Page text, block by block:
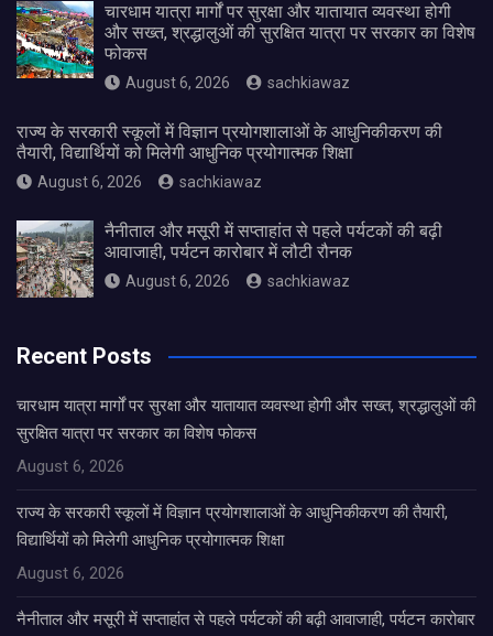
चारधाम यात्रा मार्गों पर सुरक्षा और यातायात व्यवस्था होगी
और सख्त, श्रद्धालुओं की सुरक्षित यात्रा पर सरकार का विशेष
फोकस
August 6, 2026 sachkiawaz
राज्य के सरकारी स्कूलों में विज्ञान प्रयोगशालाओं के आधुनिकीकरण की
तैयारी, विद्यार्थियों को मिलेगी आधुनिक प्रयोगात्मक शिक्षा
August 6, 2026 sachkiawaz
नैनीताल और मसूरी में सप्ताहांत से पहले पर्यटकों की बढ़ी
आवाजाही, पर्यटन कारोबार में लौटी रौनक
August 6, 2026 sachkiawaz
Recent Posts
चारधाम यात्रा मार्गों पर सुरक्षा और यातायात व्यवस्था होगी और सख्त, श्रद्धालुओं की
सुरक्षित यात्रा पर सरकार का विशेष फोकस
August 6, 2026
राज्य के सरकारी स्कूलों में विज्ञान प्रयोगशालाओं के आधुनिकीकरण की तैयारी,
विद्यार्थियों को मिलेगी आधुनिक प्रयोगात्मक शिक्षा
August 6, 2026
नैनीताल और मसूरी में सप्ताहांत से पहले पर्यटकों की बढ़ी आवाजाही, पर्यटन कारोबार